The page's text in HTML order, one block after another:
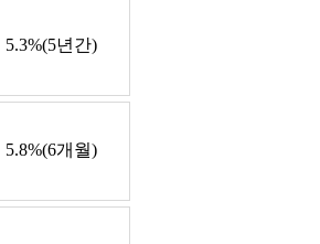
5.3%(5년간)
5.8%(6개월)